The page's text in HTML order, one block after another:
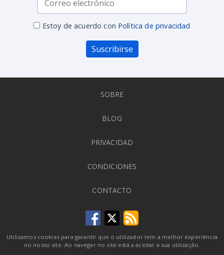
Estoy de acuerdo con Política de privacidad
Suscribirse
SOBRE
BLOG
PRIVACIDAD
CONDICIONES
CONTACTO
Utilizamos cookies para garantir que o utilizador tem a melhor experiência
no nosso site. Ao navegar no site está a aceitar a sua utilização.